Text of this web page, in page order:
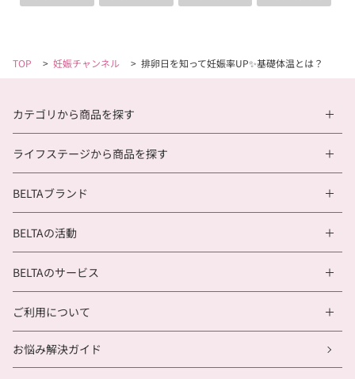
TOP > 妊娠チャンネル > 排卵日を知って妊娠率UP✨基礎体温とは？
カテゴリから商品を探す
ライフステージから商品を探す
BELTAブランド
BELTAの活動
BELTAのサービス
ご利用について
お悩み解決ガイド